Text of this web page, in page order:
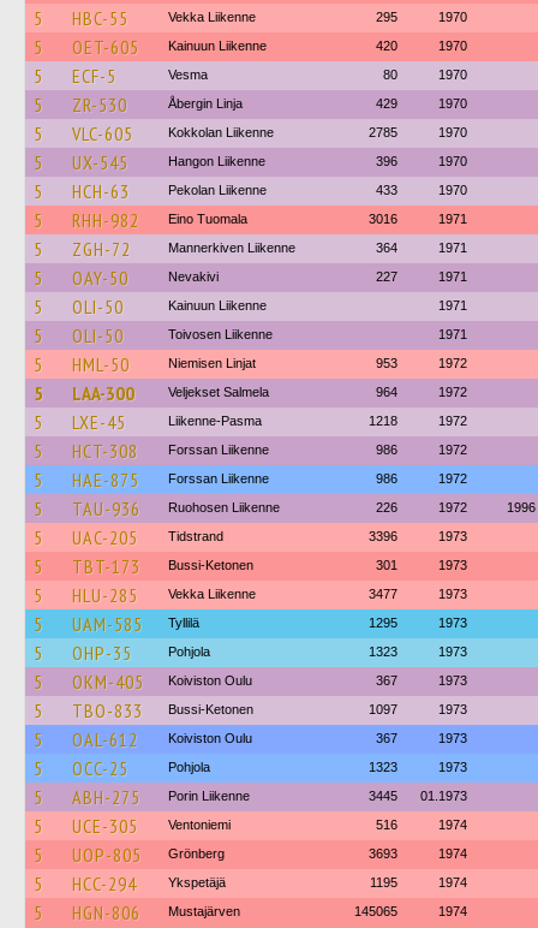
5 HBC-55 Vekka Liikenne 295 1970
5 OET-605 Kainuun Liikenne 420 1970
5 ECF-5 Vesma 80 1970
5 ZR-530 Åbergin Linja 429 1970
5 VLC-605 Kokkolan Liikenne 2785 1970
5 UX-545 Hangon Liikenne 396 1970
5 HCH-63 Pekolan Liikenne 433 1970
5 RHH-982 Eino Tuomala 3016 1971
5 ZGH-72 Mannerkiven Liikenne 364 1971
5 OAY-50 Nevakivi 227 1971
5 OLI-50 Kainuun Liikenne 1971
5 OLI-50 Toivosen Liikenne 1971
5 HML-50 Niemisen Linjat 953 1972
5 LAA-300 Veljekset Salmela 964 1972
5 LXE-45 Liikenne-Pasma 1218 1972
5 HCT-308 Forssan Liikenne 986 1972
5 HAE-875 Forssan Liikenne 986 1972
5 TAU-936 Ruohosen Liikenne 226 1972 1996
5 UAC-205 Tidstrand 3396 1973
5 TBT-173 Bussi-Ketonen 301 1973
5 HLU-285 Vekka Liikenne 3477 1973
5 UAM-585 Tyllilä 1295 1973
5 OHP-35 Pohjola 1323 1973
5 OKM-405 Koiviston Oulu 367 1973
5 TBO-833 Bussi-Ketonen 1097 1973
5 OAL-612 Koiviston Oulu 367 1973
5 OCC-25 Pohjola 1323 1973
5 ABH-275 Porin Liikenne 3445 01.1973
5 UCE-305 Ventoniemi 516 1974
5 UOP-805 Grönberg 3693 1974
5 HCC-294 Ykspetäjä 1195 1974
5 HGN-806 Mustajärven 145065 1974